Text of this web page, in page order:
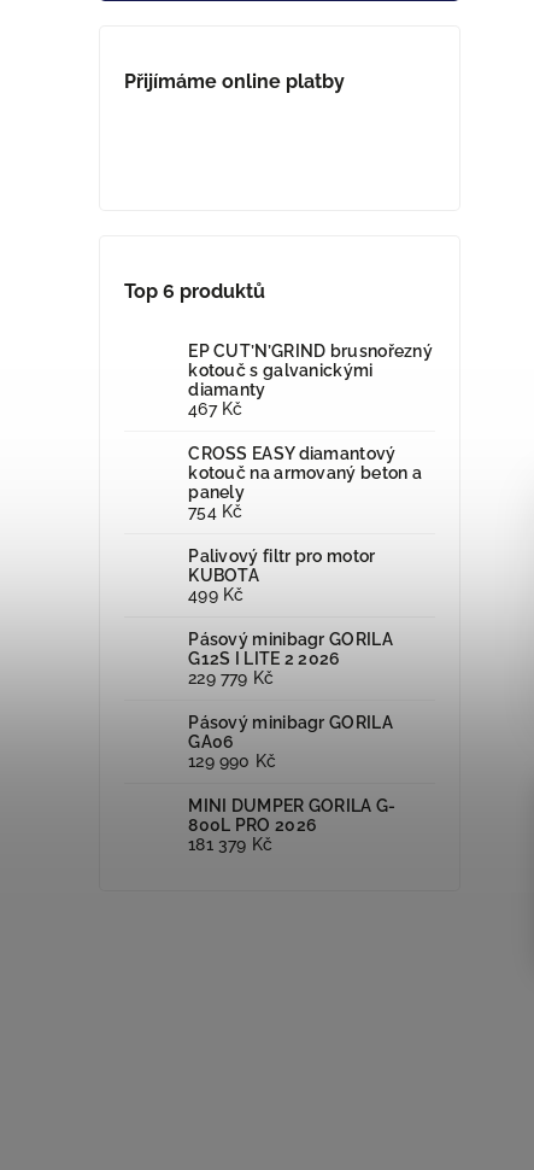
Přijímáme online platby
Top 6 produktů
EP CUT’N’GRIND brusnořezný
kotouč s galvanickými
diamanty
467 Kč
CROSS EASY diamantový
kotouč na armovaný beton a
panely
754 Kč
Palivový filtr pro motor
KUBOTA
499 Kč
Pásový minibagr GORILA
G12S I LITE 2 2026
229 779 Kč
Pásový minibagr GORILA
GA06
129 990 Kč
MINI DUMPER GORILA G-
800L PRO 2026
181 379 Kč